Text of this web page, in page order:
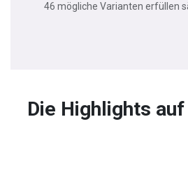
46 mögliche Varianten erfüllen
Die Highlights